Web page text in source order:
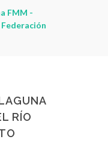
FMM -
Federación
RÍO